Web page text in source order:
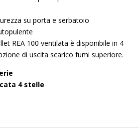
su porta e serbatoio
REA 100 ventilata è disponibile in 4
di uscita scarico fumi superiore.
4 stelle